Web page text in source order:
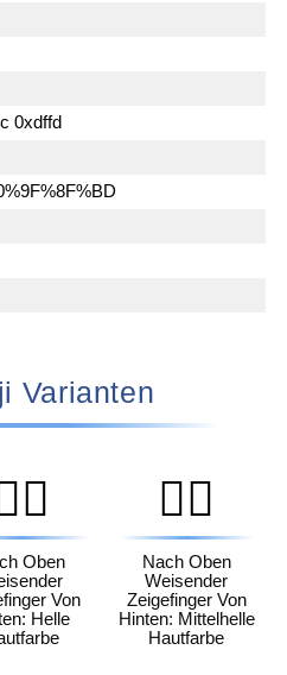
0xdffd
Varianten
Oben
Von
Helle
👆🏼
Nach Oben
Weisender
Zeigefinger Von
Hinten: Mittelhelle
Hautfarbe